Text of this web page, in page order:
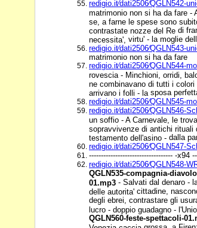
redigio.it⁄dati2506⁄QGLN542-
matrimonio non si ha da fare -
se, a farne le spese sono
contrastate nozze del Re di
necessita', virtu' - la moglie
redigio.it⁄dati2506⁄QGLN543-
matrimonio non si ha da fare
redigio.it⁄dati2506⁄QGLN544-
rovescia - Minchioni, orridi,
ne combinavano di tutti i colori
arrivano i folli - la sposa
redigio.it⁄dati2506⁄QGLN545-
redigio.it⁄dati2506⁄QGLN546-
un soffio - A Carnevale, le
sopravvivenze di antichi rituali
testamento dell'asino - dalla
redigio.it⁄dati2506⁄QGLN547-
----------------------------------- -x94
redigio.it⁄dati2506⁄QGLN548-
QGLN535-compagnia-
01.mp3 - Salvati dal denaro -
delle autorita' cittadine,
degli ebrei, contrastare gli
lucro - doppio guadagno -
QGLN560-feste-spettacoli-